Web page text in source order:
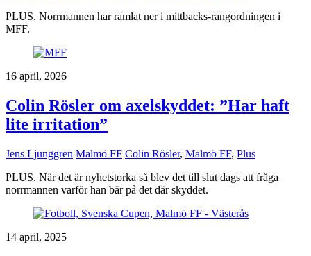
PLUS. Norrmannen har ramlat ner i mittbacks-rangordningen i
MFF.
16 april, 2026
Colin Rösler om axelskyddet: ”Har haft
lite irritation”
Jens Ljunggren Malmö FF Colin Rösler, Malmö FF, Plus
PLUS. När det är nyhetstorka så blev det till slut dags att fråga
norrmannen varför han bär på det där skyddet.
14 april, 2025